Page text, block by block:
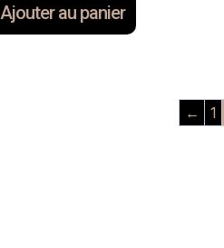
Ajouter au panier
← 1